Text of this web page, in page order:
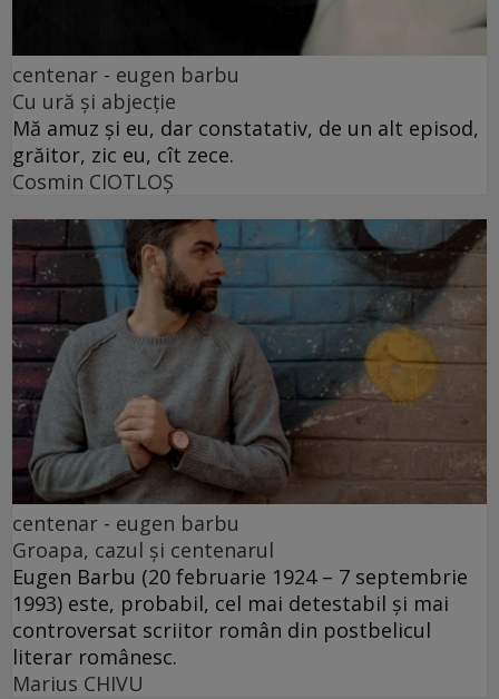
centenar - eugen barbu
Cu ură și abjecție
Mă amuz și eu, dar constatativ, de un alt episod,
grăitor, zic eu, cît zece.
Cosmin CIOTLOŞ
centenar - eugen barbu
Groapa, cazul și centenarul
Eugen Barbu (20 februarie 1924 – 7 septembrie
1993) este, probabil, cel mai detestabil și mai
controversat scriitor român din postbelicul
literar românesc.
Marius CHIVU